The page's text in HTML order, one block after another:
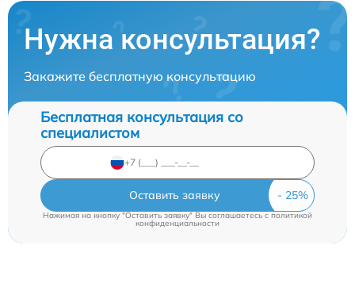
Нужна консультация?
Закажите бесплатную консультацию
Бесплатная консультация со
специалистом
Оставить заявку
Нажимая на кнопку "Оставить заявку" Вы соглашаетесь cполитикой
конфиденциальности